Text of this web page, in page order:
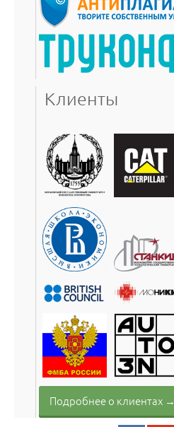
Клиенты
Подробнее о клиентах →